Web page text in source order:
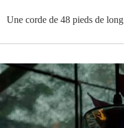
Une corde de 48 pieds de long